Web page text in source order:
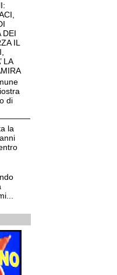
DEI
IL
LA
di
la